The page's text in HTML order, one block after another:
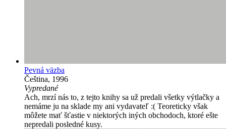
Pevná väzba
Čeština, 1996
Vypredané
Ach, mrzí nás to, z tejto knihy sa už predali všetky výtlačky a
nemáme ju na sklade my ani vydavateľ :( Teoreticky však
môžete mať šťastie v niektorých iných obchodoch, ktoré ešte
nepredali posledné kusy.